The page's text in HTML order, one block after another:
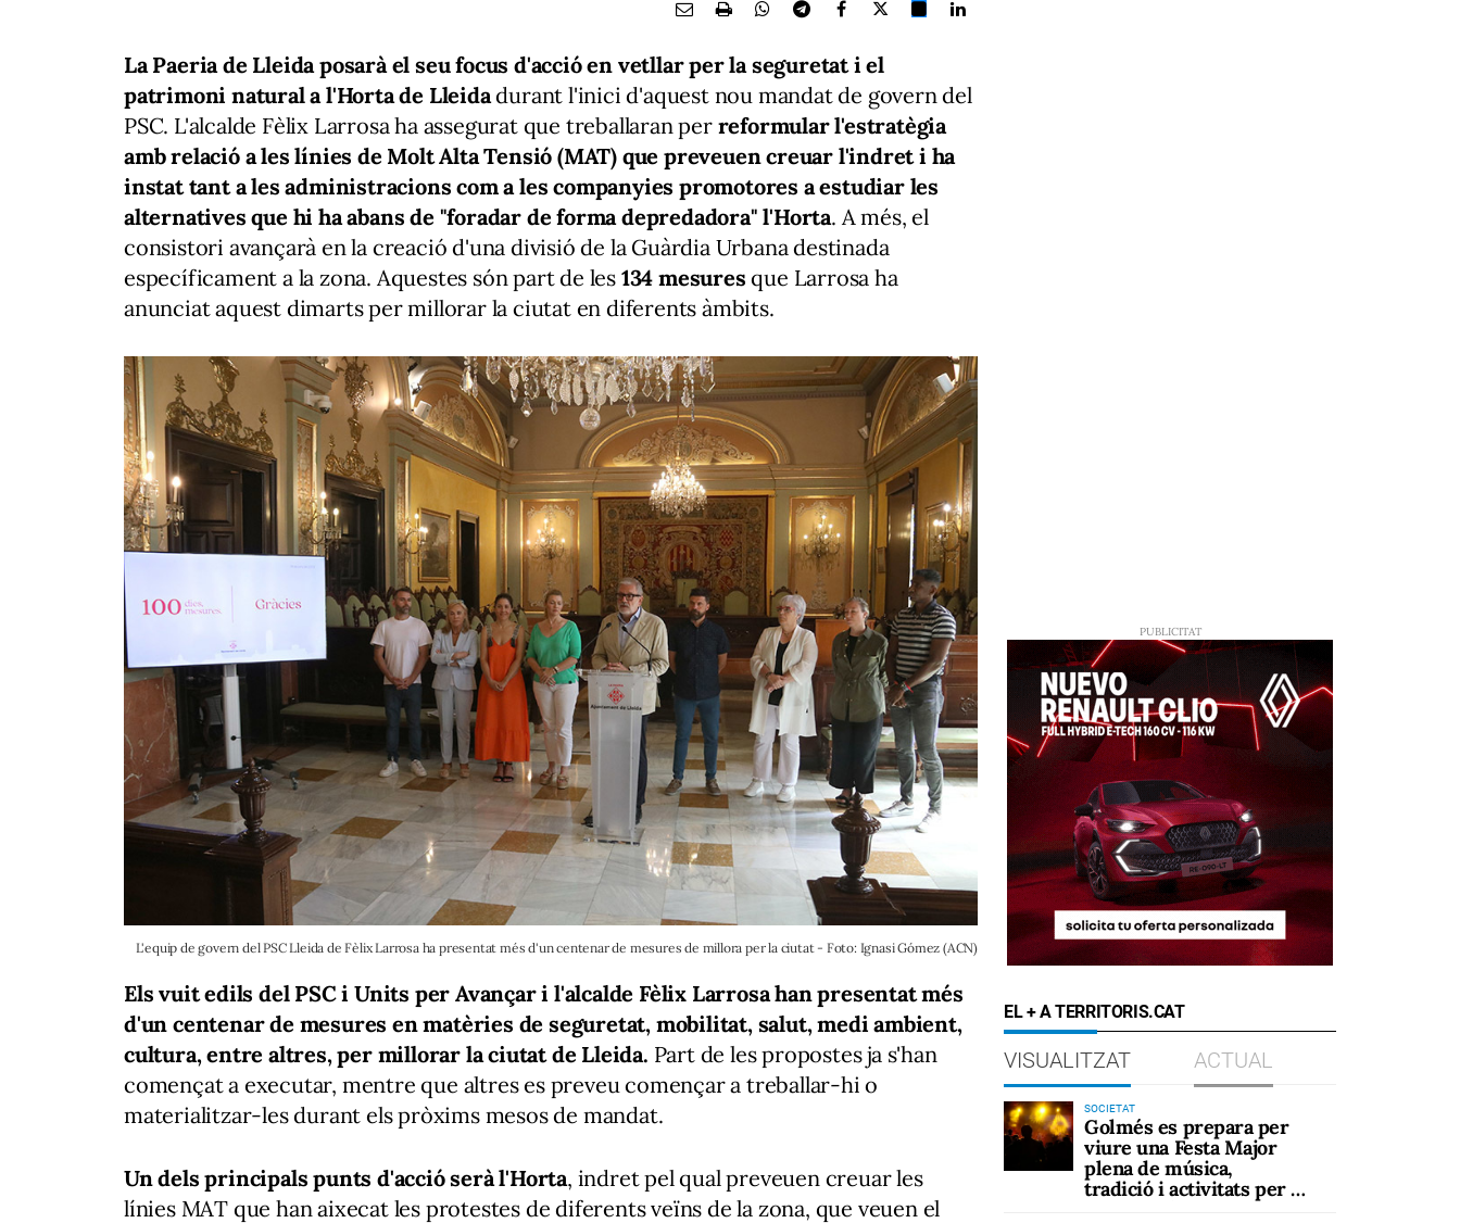
La Paeria de Lleida posarà el seu focus d'acció en vetllar per la seguretat i el
patrimoni natural a l'Horta de Lleidadurant l'inici d'aquest nou mandat de govern del
PSC. L'alcalde Fèlix Larrosa ha assegurat que treballaran per reformular l'estratègia
amb relació a les línies de Molt Alta Tensió (MAT) que preveuen creuar l'indret i ha
instat tant a les administracions com a les companyies promotores a estudiar les
alternatives que hi ha abans de "foradar de forma depredadora" l'Horta. A més, el
consistori avançarà en la creació d'una divisió de la Guàrdia Urbana destinada
específicament a la zona. Aquestes són part de les 134 mesuresque Larrosa ha
anunciat aquest dimarts per millorar la ciutat en diferents àmbits.
L'equip de govern del PSC Lleida de Fèlix Larrosa ha presentat més d'un centenar de mesures de millora per la ciutat - Foto: Ignasi Gómez (ACN)
Els vuit edils del PSC i Units per Avançar i l'alcalde Fèlix Larrosa han presentat més
d'un centenar de mesures en matèries de seguretat, mobilitat, salut, medi ambient,
cultura, entre altres, per millorar la ciutat de Lleida. Part de les propostes ja s'han
començat a executar, mentre que altres es preveu començar a treballar-hi o
materialitzar-les durant els pròxims mesos de mandat.
Un dels principals punts d'acció serà l'Horta, indret pel qual preveuen creuar les
línies MAT que han aixecat les protestes de diferents veïns de la zona, que veuen el
EL + A TERRITORIS.CAT
VISUALITZAT ACTUAL
SOCIETAT
Golmés es prepara per
viure una Festa Major
plena de música,
tradició i activitats per a